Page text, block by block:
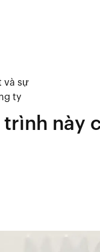
và sự
ty
trình này